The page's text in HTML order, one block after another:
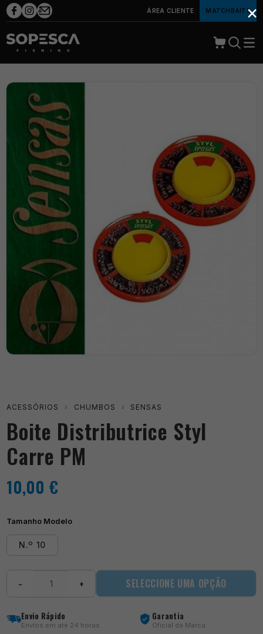
ÁREA CLIENTE MATCHBAITS
ACESSÓRIOS › CHUMBOS › SENSAS
Boite Distributrice Styl
Carre PM
10,00 €
Tamanho Modelo
N.º 10
Styl
Carre
− + SELECCIONE UMA OPÇÃO
Envio Rápido
Envios em até 24 horas
Garantia
Oficial da Marca
×